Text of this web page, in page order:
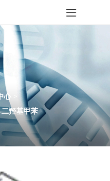
心 >
二羟基甲苯